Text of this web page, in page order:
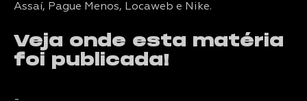
Assaí, Pague Menos, Locaweb e Nike.
Veja onde esta matéria
foi publicada!